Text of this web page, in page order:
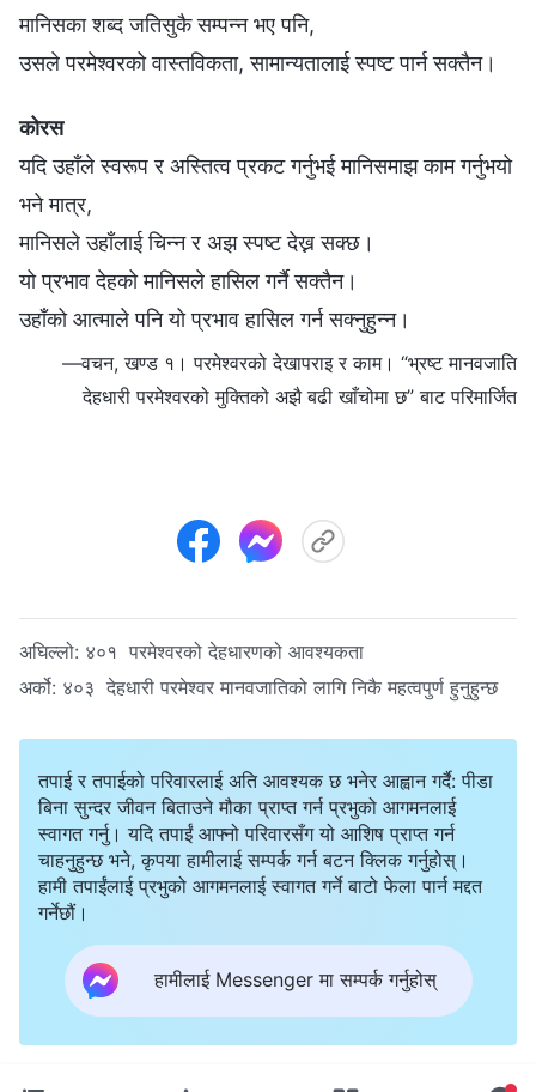
मानिसका शब्द जतिसुकै सम्पन्न भए पनि,
उसले परमेश्‍वरको वास्तविकता, सामान्यतालाई स्पष्ट पार्न सक्तैन।
कोरस
यदि उहाँले स्वरूप र अस्तित्व प्रकट गर्नुभई मानिसमाझ काम गर्नुभयो
भने मात्र,
मानिसले उहाँलाई चिन्न र अझ स्पष्ट देख्न सक्छ।
यो प्रभाव देहको मानिसले हासिल गर्नै सक्तैन।
उहाँको आत्माले पनि यो प्रभाव हासिल गर्न सक्नुहुन्न।
—वचन, खण्ड १। परमेश्‍वरको देखापराइ र काम। “भ्रष्ट मानवजाति
देहधारी परमेश्‍वरको मुक्तिको अझै बढी खाँचोमा छ” बाट परिमार्जित
अघिल्लो: ४०१ परमेश्‍वरको देहधारणको आवश्यकता
अर्को: ४०३ देहधारी परमेश्‍वर मानवजातिको लागि निकै महत्वपुर्ण हुनुहुन्छ
तपाई र तपाईको परिवारलाई अति आवश्यक छ भनेर आह्वान गर्दै: पीडा
बिना सुन्दर जीवन बिताउने मौका प्राप्त गर्न प्रभुको आगमनलाई
स्वागत गर्नु। यदि तपाईं आफ्नो परिवारसँग यो आशिष प्राप्त गर्न
चाहनुहुन्छ भने, कृपया हामीलाई सम्पर्क गर्न बटन क्लिक गर्नुहोस्।
हामी तपाईंलाई प्रभुको आगमनलाई स्वागत गर्ने बाटो फेला पार्न मद्दत
गर्नेछौं।
हामीलाई Messenger मा सम्पर्क गर्नुहोस्